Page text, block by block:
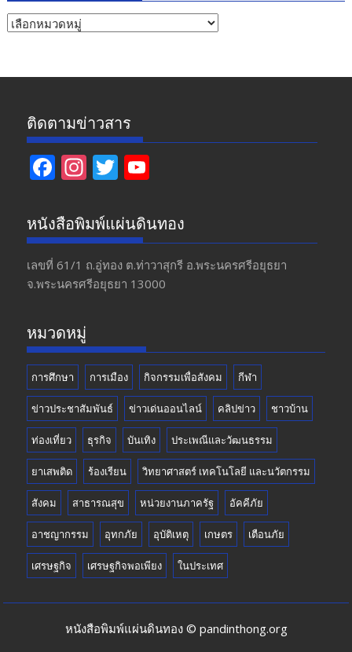
หัวข้อ
ติดตามข่าวสาร
F
e
b
o
o
In
a
gr
a
m
T
itt
er
u
T
u
b
หนังสือพิมพ์แผ่นดินทอง
เลขที่ 61/1 ถ.อู่ทอง​ ต.​ท่าวาสุกรี​ อ.พระนครศรีอยุธยา​
จ.พระนครศรีอยุธยา 13000
หมวดหมู่
การศึกษา การเมือง กิจกรรมเพื่อสังคม กีฬา
ข่าวประชาสัมพันธ์ ข่าวเด่นออนไลน์ คลิปข่าว ชาวบ้าน
ท่องเที่ยว ธุรกิจ บันเทิง ประเพณีและวัฒนธรรม
ยาเสพติด ร้องเรียน วิทยาศาสตร์ เทคโนโลยี และนวัตกรรม
สังคม สาธารณสุข หน่วยงานภาครัฐ อัคคีภัย
อาชญากรรม อุทกภัย อุบัติเหตุ เกษตร เตือนภัย
เศรษฐกิจ เศรษฐกิจพอเพียง ในประเทศ
หนังสือพิมพ์แผ่นดินทอง © pandinthong.org